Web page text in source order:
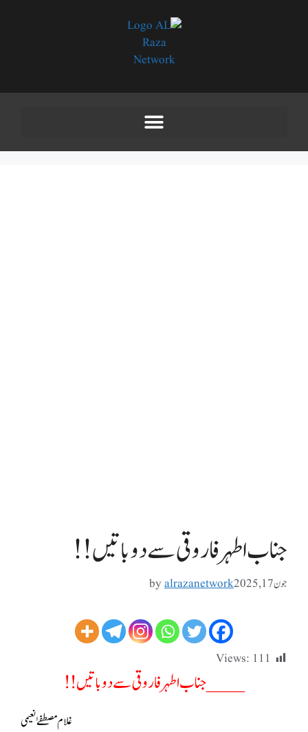
جناب اطہر فاروقی سے دو باتیں !!
جون 17, 2025 byalrazanetwork
Views: 111
____جناب اطہر فاروقی سے دو باتیں !!
غلام مصطفےٰ نعیمی